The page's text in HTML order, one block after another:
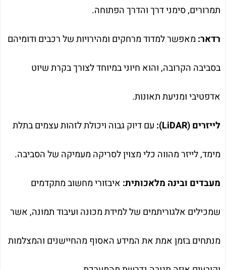
תמרורים, סימני דרך והדרך הפתוחה.
רדאר: מאפשר למדוד מרחקים ומהירויות של רכבים ודומיהם
בסביבה הקרובה, והוא חיוני במיוחד לצורך בקרת שיוט
אדפטיבי ומניעת תאונות.
לייזרים (LiDAR): עם דיוק גבוה ויכולת לזהות עצמים בתלת
מימד, לייזר מהווה כלי מצוין לסריקה מעמיקה של הסביבה.
מעבדים ובינה מלאכותית: איבזורי מחשוב מתקדמים
שמכילים אלגוריתמים של למידת מכונה ועיבוד תמונה, אשר
מנתחים בזמן אמת את המידע האסוף מהחיישנים והמצלמות